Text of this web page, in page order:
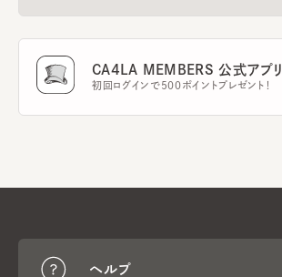
CA4LA MEMBERS 公式アプリ
初回ログインで500ポイントプレゼント！
ヘルプ